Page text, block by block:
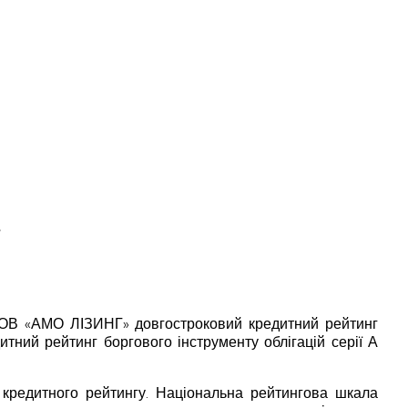
«АМО ЛІЗИНГ» довгостроковий кредитний рейтинг
рейтинг боргового інструменту облігацій серії А
рейтингу. Національна рейтингова шкала